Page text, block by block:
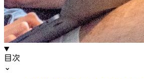
目次
⌄